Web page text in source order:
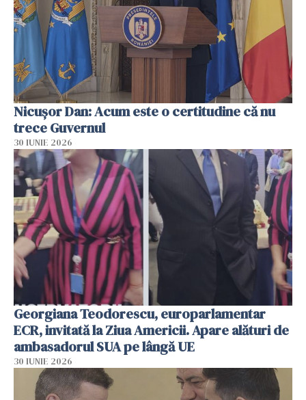
Nicușor Dan: Acum este o certitudine că nu
trece Guvernul
30 IUNIE 2026
Georgiana Teodorescu, europarlamentar
ECR, invitată la Ziua Americii. Apare alături de
ambasadorul SUA pe lângă UE
30 IUNIE 2026